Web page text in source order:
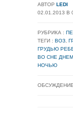
АВТОР LEDI
02.01.2013 В
РУБРИКА :
ТЕГИ : ВОЗ,
ГРУДЬЮ
ВО СНЕ ДНЕМ
НОЧЬЮ